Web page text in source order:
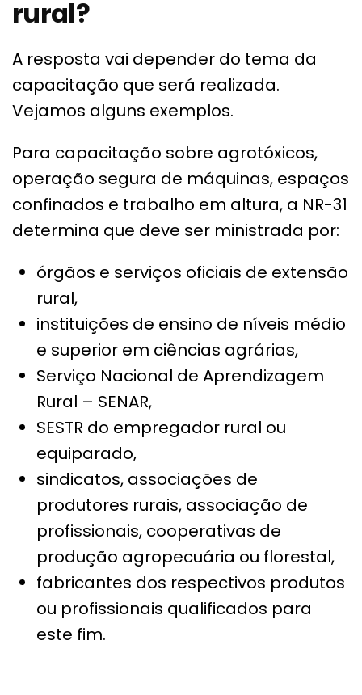
rural?
A resposta vai depender do tema da
capacitação que será realizada.
Vejamos alguns exemplos.
Para capacitação sobre agrotóxicos,
operação segura de máquinas, espaços
confinados e trabalho em altura, a NR-31
determina que deve ser ministrada por:
órgãos e serviços oficiais de extensão
rural,
instituições de ensino de níveis médio
e superior em ciências agrárias,
Serviço Nacional de Aprendizagem
Rural – SENAR,
SESTR do empregador rural ou
equiparado,
sindicatos, associações de
produtores rurais, associação de
profissionais, cooperativas de
produção agropecuária ou florestal,
fabricantes dos respectivos produtos
ou profissionais qualificados para
este fim.